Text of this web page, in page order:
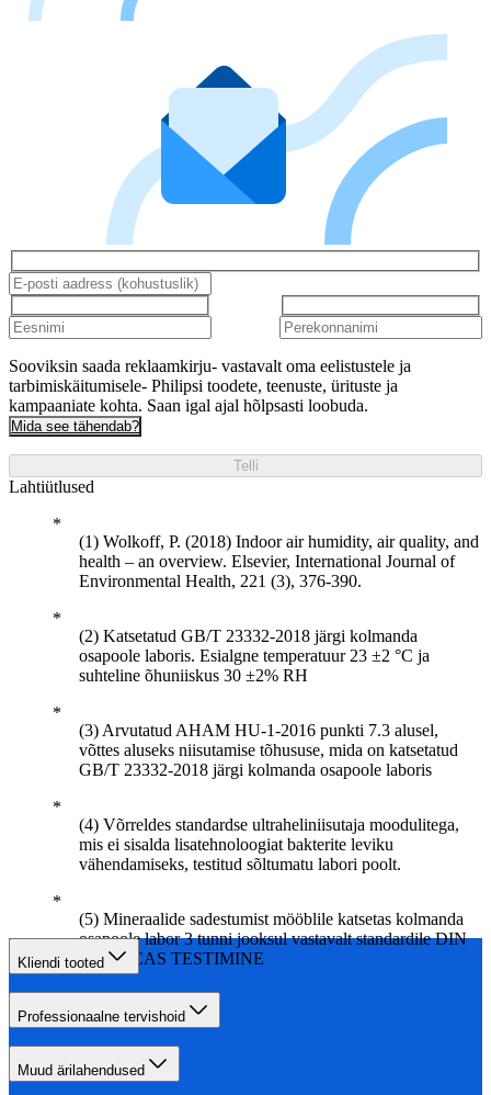
Sooviksin saada reklaamkirju- vastavalt oma eelistustele ja
tarbimiskäitumisele- Philipsi toodete, teenuste, ürituste ja
kampaaniate kohta. Saan igal ajal hõlpsasti loobuda.
Mida see tähendab?
Telli
Lahtiütlused
(1) Wolkoff, P. (2018) Indoor air humidity, air quality, and
health – an overview. Elsevier, International Journal of
Environmental Health, 221 (3), 376-390.
(2) Katsetatud GB/T 23332-2018 järgi kolmanda
osapoole laboris. Esialgne temperatuur 23 ±2 °C ja
suhteline õhuniiskus 30 ±2% RH
(3) Arvutatud AHAM HU-1-2016 punkti 7.3 alusel,
võttes aluseks niisutamise tõhususe, mida on katsetatud
GB/T 23332-2018 järgi kolmanda osapoole laboris
(4) Võrreldes standardse ultraheliniisutaja moodulitega,
mis ei sisalda lisatehnoloogiat bakterite leviku
vähendamiseks, testitud sõltumatu labori poolt.
(5) Mineraalide sadestumist mööblile katsetas kolmanda
osapoole labor 3 tunni jooksul vastavalt standardile DIN
44973, CAS TESTIMINE
Kliendi tooted
Professionaalne tervishoid
Muud ärilahendused